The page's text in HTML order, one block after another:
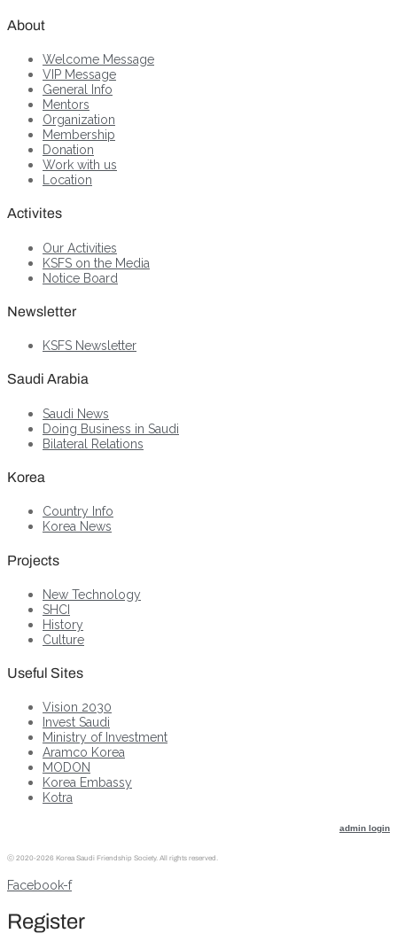
About
Welcome Message
VIP Message
General Info
Mentors
Organization
Membership
Donation
Work with us
Location
Activites
Our Activities
KSFS on the Media
Notice Board
Newsletter
KSFS Newsletter
Saudi Arabia
Saudi News
Doing Business in Saudi
Bilateral Relations
Korea
Country Info
Korea News
Projects
New Technology
SHCI
History
Culture
Useful Sites
Vision 2030
Invest Saudi
Ministry of Investment
Aramco Korea
MODON
Korea Embassy
Kotra
admin login
ⓒ 2020-2026 Korea Saudi Friendship Society. All rights reserved.
Facebook-f
Register